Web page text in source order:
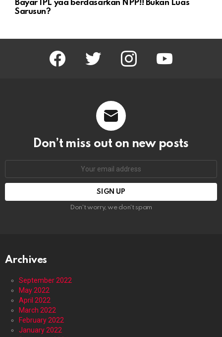
Bayar IPL yaa berdasarkan NPP!! Bukan Luas
Sarusun?
facebook twitter instagram youtube
Don’t miss out on new posts
Don't worry, we don't spam
Archives
September 2022
May 2022
April 2022
March 2022
February 2022
January 2022